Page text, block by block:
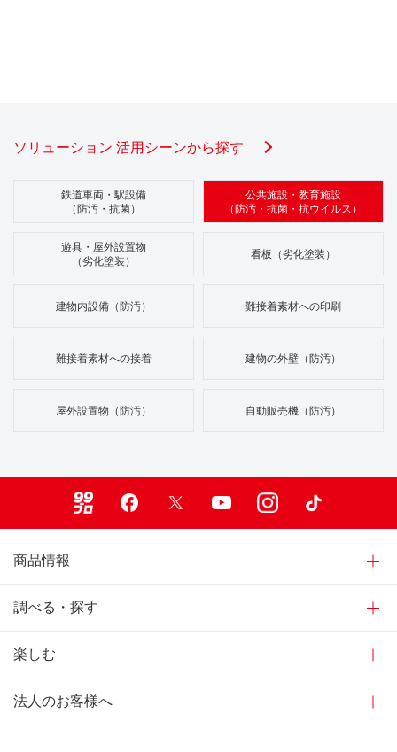
ソリューション 活用シーンから探す
鉄道車両・駅設備
（防汚・抗菌）
公共施設・教育施設
（防汚・抗菌・抗ウイルス）
遊具・屋外設置物
（劣化塗装）
看板（劣化塗装）
建物内設備（防汚） 難接着素材への印刷
難接着素材への接着 建物の外壁（防汚）
屋外設置物（防汚） 自動販売機（防汚）
商品情報
調べる・探す
楽しむ
法人のお客様へ